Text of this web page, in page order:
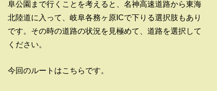
阜公園まで行くことを考えると、名神高速道路から東海
北陸道に入って、岐阜各務ヶ原ICで下りる選択肢もあり
です。その時の道路の状況を見極めて、道路を選択して
ください。
今回のルートはこちらです。